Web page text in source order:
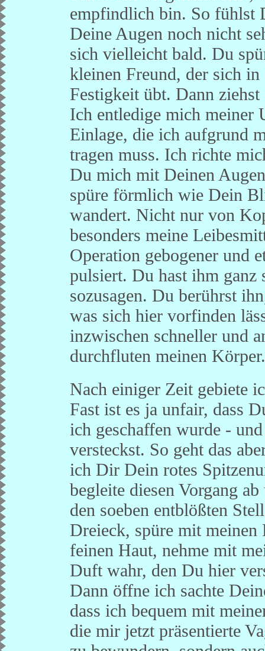
empfindlich bin. So fühlst
Deine Augen noch nicht
sich vielleicht bald. Du
kleinen Freund, der sich in
Festigkeit übt. Dann
Ich entledige mich meiner
Einlage, die ich aufgrund
tragen muss. Ich richte
Du mich mit Deinen
spüre förmlich wie Dein
wandert. Nicht nur von
besonders meine
Operation gebogener und
pulsiert. Du hast ihm ganz
sozusagen. Du berührst
was sich hier vorfinden
inzwischen schneller und
durchfluten meinen Körper.
Nach einiger Zeit gebiete
Fast ist es ja unfair, dass
ich geschaffen wurde -
versteckst. So geht das
ich Dir Dein rotes
begleite diesen Vorgang
den soeben entblößten
Dreieck, spüre mit meinen
feinen Haut, nehme mit
Duft wahr, den Du hier
Dann öffne ich sachte
dass ich bequem mit
die mir jetzt präsentierte